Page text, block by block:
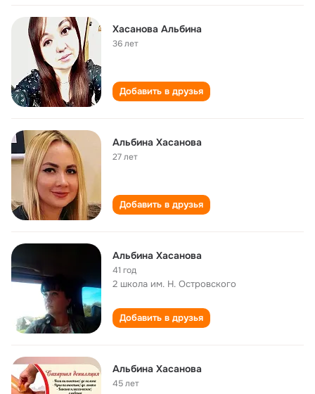
Хасанова Альбина
36 лет
Добавить в друзья
Альбина Хасанова
27 лет
Добавить в друзья
Альбина Хасанова
41 год
2 школа им. Н. Островского
Добавить в друзья
Альбина Хасанова
45 лет